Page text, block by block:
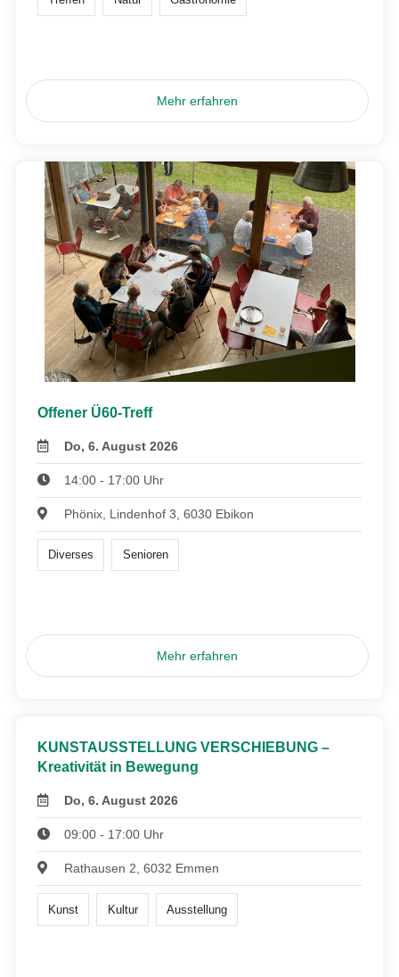
Mehr erfahren
Offener Ü60-Treff
Do, 6. August 2026
14:00 - 17:00 Uhr
Phönix, Lindenhof 3, 6030 Ebikon
Diverses Senioren
Mehr erfahren
KUNSTAUSSTELLUNG VERSCHIEBUNG –
Kreativität in Bewegung
Do, 6. August 2026
09:00 - 17:00 Uhr
Rathausen 2, 6032 Emmen
Kunst Kultur Ausstellung